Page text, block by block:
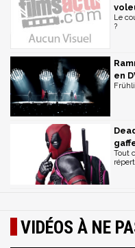
Le
?
en
Tout
VIDÉOS À NE